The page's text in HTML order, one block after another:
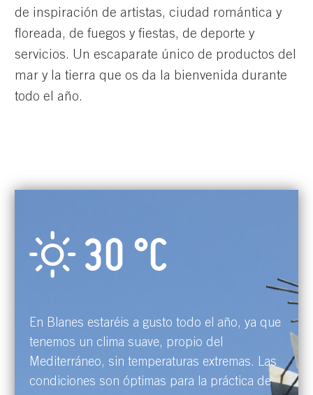
de inspiración de artistas, ciudad romántica y
floreada, de fuegos y fiestas, de deporte y
servicios. Un escaparate único de productos del
mar y la tierra que os da la bienvenida durante
todo el año.
30 °C
En Blanes estaréis a gusto todo el año, ya que
tenemos un clima suave, propio del
Mediterráneo, sin temperaturas extremas. Las
condiciones son óptimas para la práctica de